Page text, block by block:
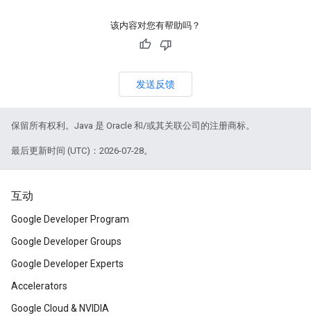
该内容对您有帮助吗？
发送反馈
保留所有权利。Java 是 Oracle 和/或其关联公司的注册商标。
最后更新时间 (UTC)：2026-07-28。
互动
Google Developer Program
Google Developer Groups
Google Developer Experts
Accelerators
Google Cloud & NVIDIA